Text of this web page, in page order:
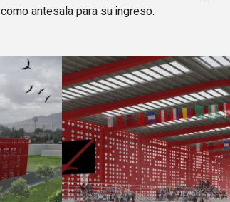
como antesala para su ingreso.